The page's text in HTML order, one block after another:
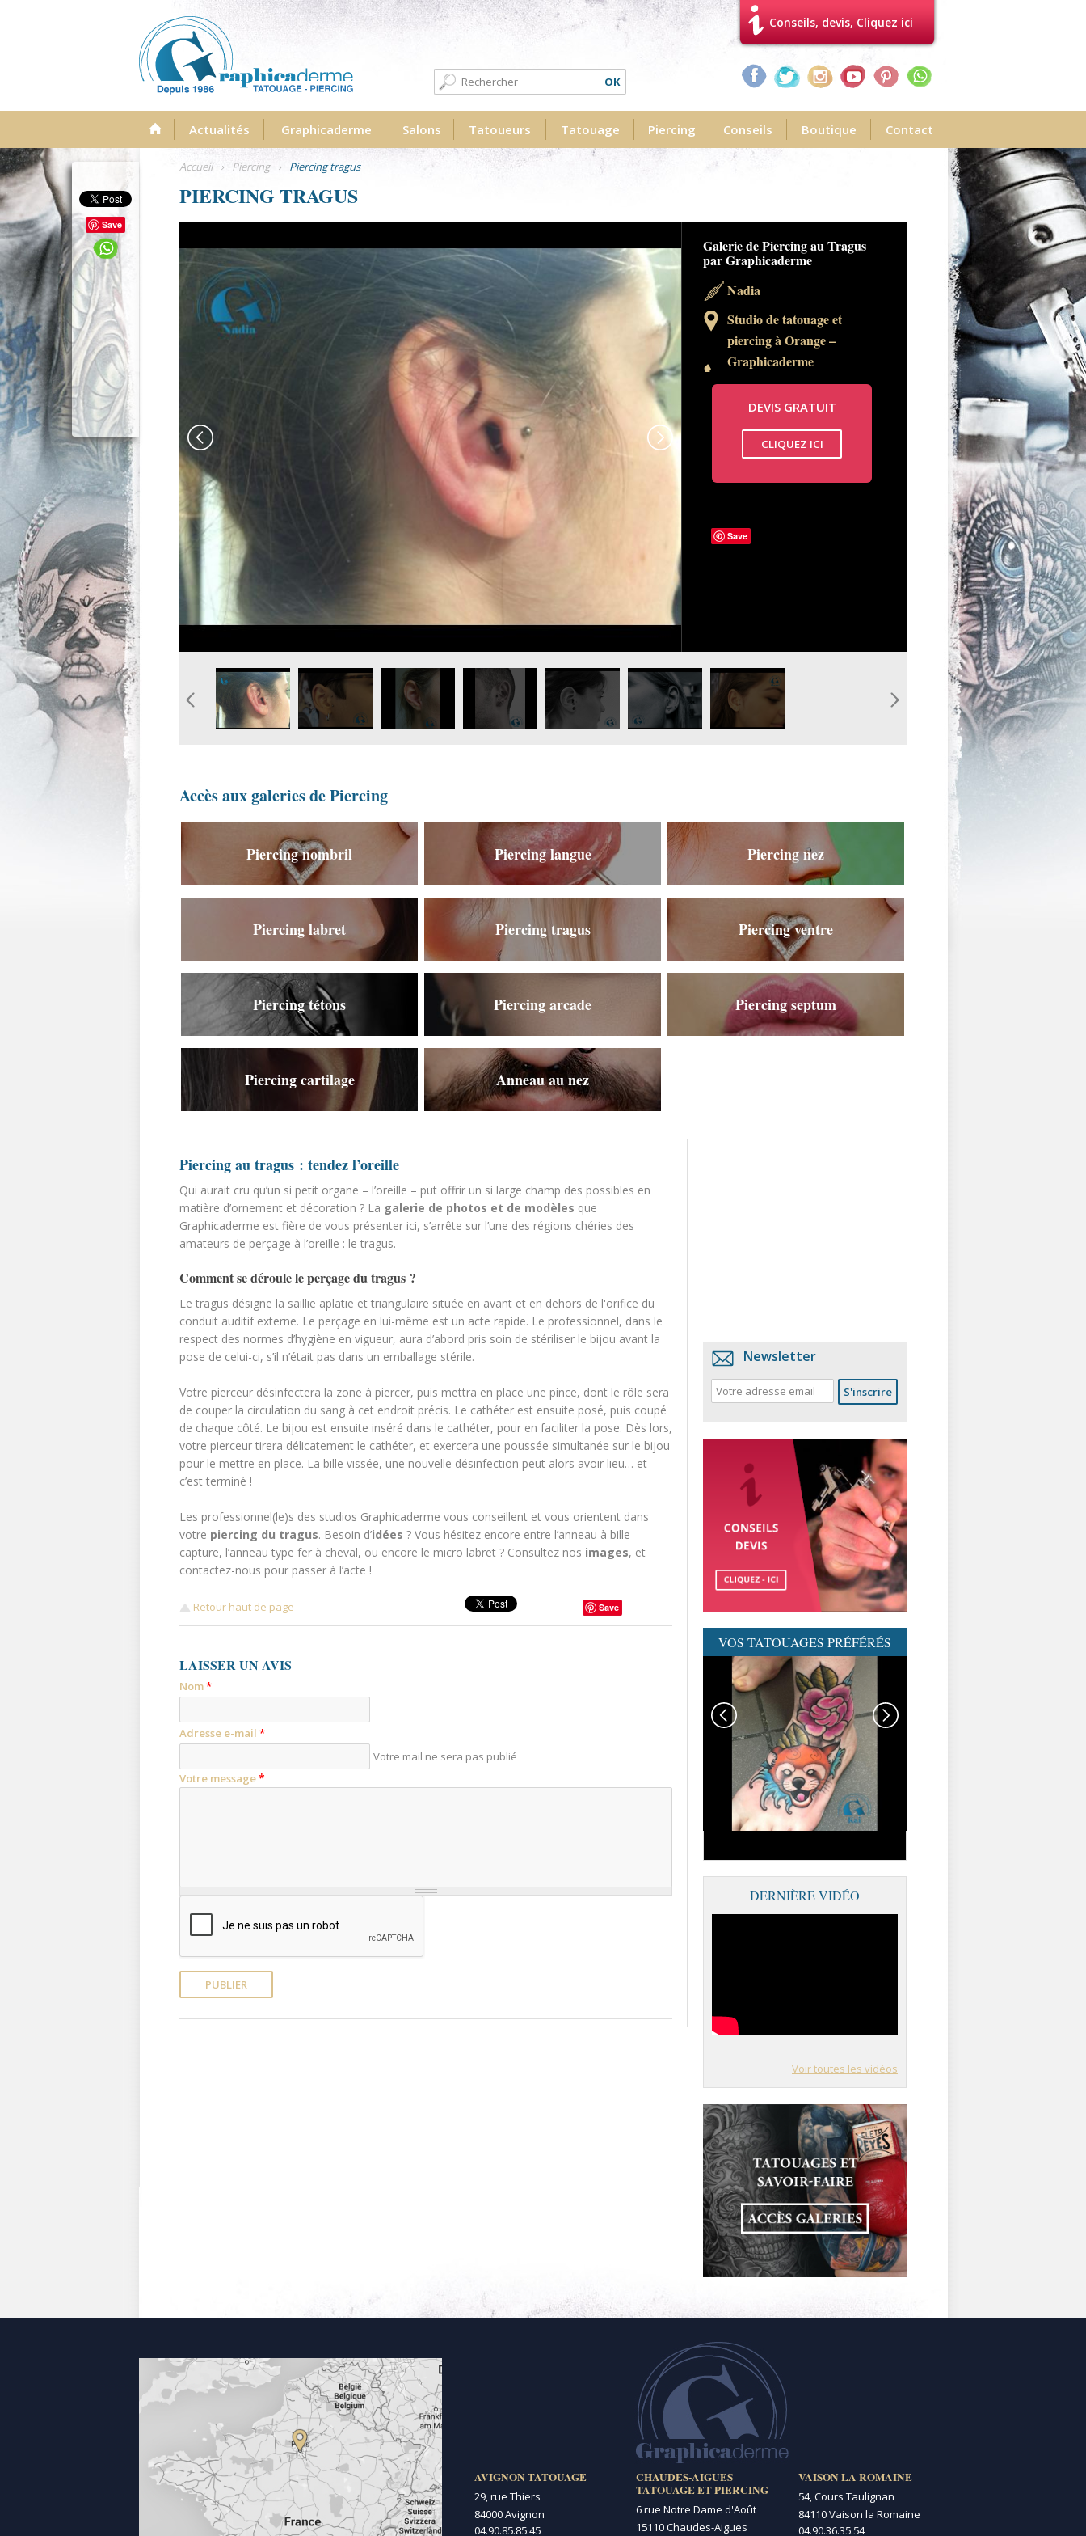
Formulaire de recherche Recherche
Conseils, devis, Cliquez ici
Menu Actualités Graphicaderme Salons Tatoueurs Tatouage Piercing Conseils Boutique Contact
Save
Accueil › Piercing › Piercing tragus
PIERCING TRAGUS
Idée de Piercing au Tragus -
Surface Oreille -
Studio de tatouage et
piercing à Orange –
CLIQUEZ ICI
image-piercing-tragus-graphicaderme-vaucluse.jpg
image-piercing-tragus-graphicaderme.jpg
image-piercing-tragus-pierceur-paca.jpg
photo-piercing-tragus-oreille - graphicaderme.jpg
photo-piercing-tragus-oreille-
graphicaderme.jpg
photo-piercing-tragus-
oreille.jpg
idee-piercing-
surface-
tragus.jpg
Accès aux galeries de Piercing
Piercing nombril Piercing langue Piercing nez
Piercing labret Piercing tragus Piercing ventre
Piercing tétons Piercing arcade Piercing septum
Piercing cartilage Anneau au nez
Piercing au tragus : tendez l’oreille
Qui aurait cru qu’un si petit organe – l’oreille – put offrir un si large champ des possibles en
matière d’ornement et décoration ? La galerie de photos et de modèles que
Graphicaderme est fière de vous présenter ici, s’arrête sur l’une des régions chéries des
amateurs de perçage à l’oreille : le tragus.
Comment se déroule le perçage du tragus ?
Le tragus désigne la saillie aplatie et triangulaire située en avant et en dehors de l'orifice du
conduit auditif externe. Le perçage en lui-même est un acte rapide. Le professionnel, dans le
respect des normes d’hygiène en vigueur, aura d’abord pris soin de stériliser le bijou avant la
pose de celui-ci, s’il n’était pas dans un emballage stérile.
Votre pierceur désinfectera la zone à piercer, puis mettra en place une pince, dont le rôle sera
de couper la circulation du sang à cet endroit précis. Le cathéter est ensuite posé, puis coupé
de chaque côté. Le bijou est ensuite inséré dans le cathéter, pour en faciliter la pose. Dès lors,
votre pierceur tirera délicatement le cathéter, et exercera une poussée simultanée sur le bijou
pour le mettre en place. La bille vissée, une nouvelle désinfection peut alors avoir lieu… et
c’est terminé !
Les professionnel(le)s des studios Graphicaderme vous conseillent et vous orientent dans
votre piercing du tragus. Besoin d’idées ? Vous hésitez encore entre l’anneau à bille
capture, l’anneau type fer à cheval, ou encore le micro labret ? Consultez nos images, et
contactez-nous pour passer à l’acte !
Retour haut de page Save
LAISSER UN AVIS
Nom*
Adresse e-mail *
Votre mail ne sera pas publié
Votre message*
Newsletter
VOS TATOUAGES PRÉFÉRÉS
GRAPHICADERME-
TATOUAGENEOTRAD-
NEOTRAD-AVIGNON-
MEILLEURSTATOUEURS
DERNIÈRE VIDÉO
Voir toutes les vidéos
AVIGNON TATOUAGE
29, rue Thiers
84000 Avignon
04.90.85.85.45
CHAUDES-AIGUES
TATOUAGE ET PIERCING
6 rue Notre Dame d'Août
15110 Chaudes-Aigues
VAISON LA ROMAINE
54, Cours Taulignan
84110 Vaison la Romaine
04.90.36.35.54